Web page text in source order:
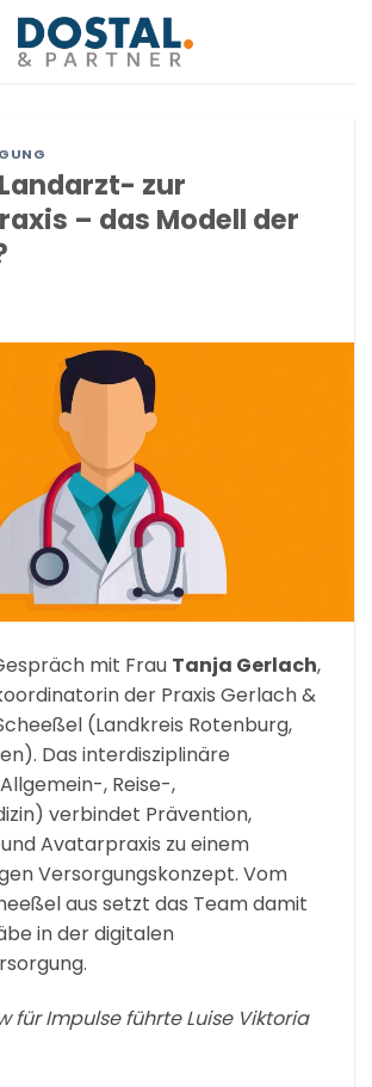
zur
– das Modell der
mit Frau Tanja Gerlach,
der Praxis Gerlach &
(Landkreis Rotenburg,
Das interdisziplinäre
, Reise-,
verbindet Prävention,
Avatarpraxis zu einem
Versorgungskonzept. Vom
aus setzt das Team damit
in der digitalen
für Impulse führte Luise Viktoria